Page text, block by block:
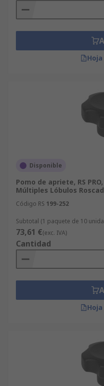
Disponible
Pomo de apriete, RS
Múltiples Lóbulos
Código RS 199-252
Subtotal (1 paquete de 10
73,61 €(exc. IVA)
Cantidad